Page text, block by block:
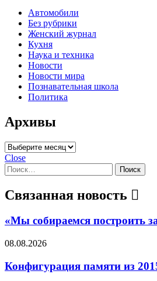
Автомобили
Без рубрики
Женский журнал
Кухня
Наука и техника
Новости
Новости мира
Познавательная школа
Политика
Архивы
Архивы
Close
Найти:
Связанная новость
«Мы собираемся построить
08.08.2026
Конфигурация памяти из